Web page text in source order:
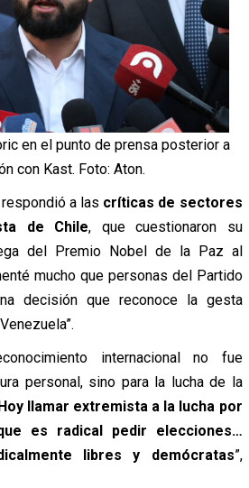
en el punto de prensa posterior a
con Kast. Foto: Aton.
a las críticas de sectores
de Chile, que cuestionaron su
del Premio Nobel de la Paz al
mucho que personas del Partido
decisión que reconoce la gesta
internacional no fue
personal, sino para la lucha de la
llamar extremista a la lucha por
es radical pedir elecciones…
libres y demócratas”,